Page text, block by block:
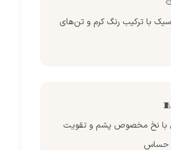
با ترکیب رنگ کرم و تن‌های
با نخ مخصوص پشم و تقویت
حساس